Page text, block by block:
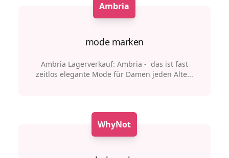
Ambria
mode marken
Ambria Lagerverkauf: Ambria - das ist fast
zeitlos elegante Mode für Damen jeden Alte...
WhyNot